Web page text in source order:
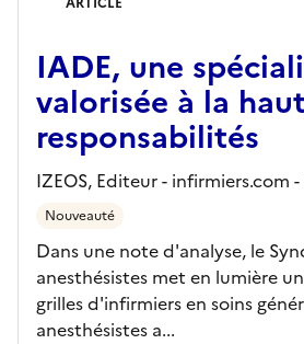
IADE, une
valorisée à la
responsabilités
IZEOS, Editeur- infirmiers.com
Nouveauté
Dans une note d'analyse, le
anesthésistes met en lumière
grilles d'infirmiers en soins
anesthésistes a...